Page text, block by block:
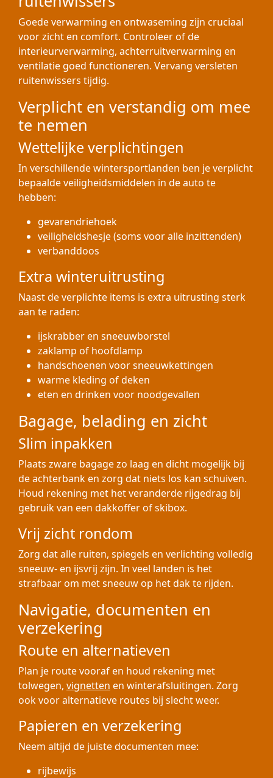
Goede verwarming en ontwaseming zijn cruciaal
voor zicht en comfort. Controleer of de
interieurverwarming, achterruitverwarming en
ventilatie goed functioneren. Vervang versleten
ruitenwissers tijdig.
Verplicht en verstandig om mee
te nemen
Wettelijke verplichtingen
In verschillende wintersportlanden ben je verplicht
bepaalde veiligheidsmiddelen in de auto te
hebben:
gevarendriehoek
veiligheidshesje (soms voor alle inzittenden)
verbanddoos
Extra winteruitrusting
Naast de verplichte items is extra uitrusting sterk
aan te raden:
ijskrabber en sneeuwborstel
zaklamp of hoofdlamp
handschoenen voor sneeuwkettingen
warme kleding of deken
eten en drinken voor noodgevallen
Bagage, belading en zicht
Slim inpakken
Plaats zware bagage zo laag en dicht mogelijk bij
de achterbank en zorg dat niets los kan schuiven.
Houd rekening met het veranderde rijgedrag bij
gebruik van een dakkoffer of skibox.
Vrij zicht rondom
Zorg dat alle ruiten, spiegels en verlichting volledig
sneeuw- en ijsvrij zijn. In veel landen is het
strafbaar om met sneeuw op het dak te rijden.
Navigatie, documenten en
verzekering
Route en alternatieven
Plan je route vooraf en houd rekening met
tolwegen, vignetten en winterafsluitingen. Zorg
ook voor alternatieve routes bij slecht weer.
Papieren en verzekering
Neem altijd de juiste documenten mee:
rijbewijs